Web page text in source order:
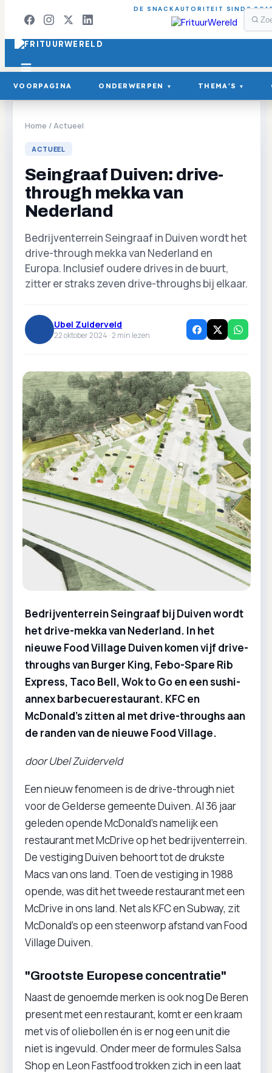
DE SNACKAUTORITEIT SINDS
VOORPAGINA ONDERWERPEN ▾ THEMA'S ▾
Home /Actueel
ACTUEEL
Seingraaf Duiven: drive-
through mekka van
Nederland
Bedrijventerrein Seingraaf in Duiven wordt het
drive-through mekka van Nederland en
Europa. Inclusief oudere drives in de buurt,
zitter er straks zeven drive-throughs bij elkaar.
Ubel Zuiderveld
22 oktober 2024 ·2 min lezen
Bedrijventerrein Seingraaf bij Duiven wordt
het drive-mekka van Nederland. In het
nieuwe Food Village Duiven komen vijf drive-
throughs van Burger King, Febo-Spare Rib
Express, Taco Bell, Wok to Go en een sushi-
annex barbecuerestaurant. KFC en
McDonald’s zitten al met drive-throughs aan
de randen van de nieuwe Food Village.
door Ubel Zuiderveld
Een nieuw fenomeen is de drive-through niet
voor de Gelderse gemeente Duiven. Al 36 jaar
geleden opende McDonald’s namelijk een
restaurant met McDrive op het bedrijventerrein.
De vestiging Duiven behoort tot de drukste
Macs van ons land. Toen de vestiging in 1988
opende, was dit het tweede restaurant met een
McDrive in ons land. Net als KFC en Subway, zit
McDonald’s op een steenworp afstand van Food
Village Duiven.
"Grootste Europese concentratie"
Naast de genoemde merken is ook nog De Beren
present met een restaurant, komt er een kraam
met vis of oliebollen én is er nog een unit die
niet is ingevuld. Onder meer de formules Salsa
Shop en Leon Fastfood trokken zich in een laat